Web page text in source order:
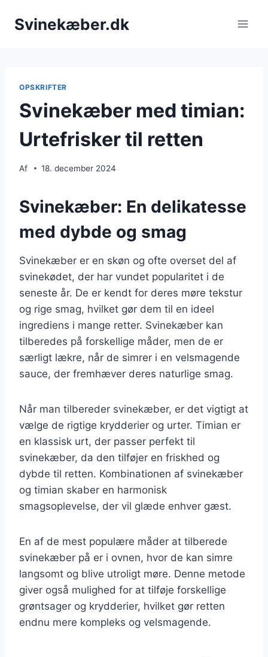
Svinekæber.dk
OPSKRIFTER
Svinekæber med timian:
Urtefrisker til retten
Af 18. december 2024
Svinekæber: En delikatesse
med dybde og smag
Svinekæber er en skøn og ofte overset del af
svinekødet, der har vundet popularitet i de
seneste år. De er kendt for deres møre tekstur
og rige smag, hvilket gør dem til en ideel
ingrediens i mange retter. Svinekæber kan
tilberedes på forskellige måder, men de er
særligt lækre, når de simrer i en velsmagende
sauce, der fremhæver deres naturlige smag.
Når man tilbereder svinekæber, er det vigtigt at
vælge de rigtige krydderier og urter. Timian er
en klassisk urt, der passer perfekt til
svinekæber, da den tilføjer en friskhed og
dybde til retten. Kombinationen af svinekæber
og timian skaber en harmonisk
smagsoplevelse, der vil glæde enhver gæst.
En af de mest populære måder at tilberede
svinekæber på er i ovnen, hvor de kan simre
langsomt og blive utroligt møre. Denne metode
giver også mulighed for at tilføje forskellige
grøntsager og krydderier, hvilket gør retten
endnu mere kompleks og velsmagende.